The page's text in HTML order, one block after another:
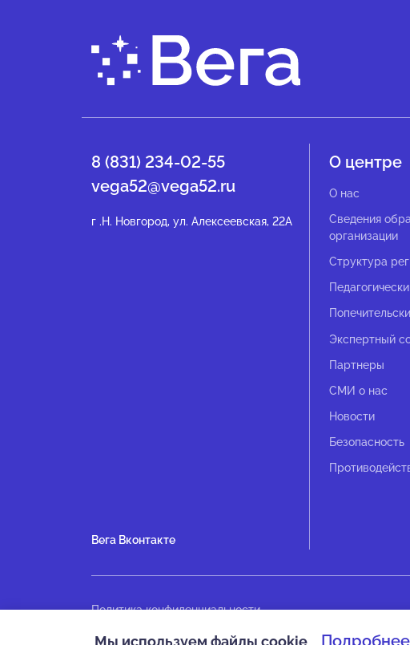
8 (831) 234-02-55
vega52@vega52.ru
г .Н. Новгород, ул. Алексеевская, 22А
Вега Вконтакте
О центре
О нас
Сведения
организации
Структура
Экспертный
Партнеры
СМИ о нас
Новости
Безопасность
Политика конфиденциальности
Мы используем файлы cookie Подробнее